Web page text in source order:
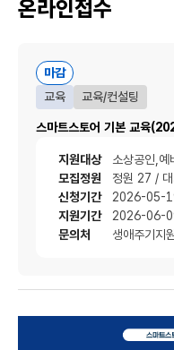
온라인접수
교육 교육/컨설팅
스마트스토어 기본 교육
마감
지원대상
소상공인,예
모집정원
정원 27 /
신청기간
2026-05-
지원기간
2026-06-
문의처
생애주기